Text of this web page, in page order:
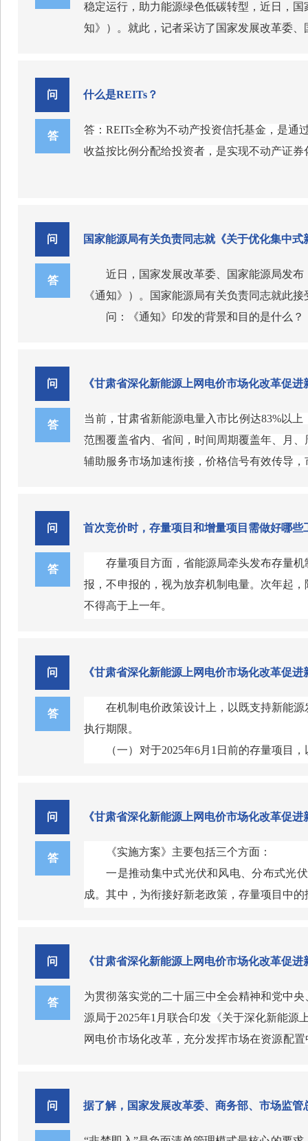
稳定运行，助力能源绿色低碳转型，近日，
知》）。就此，记者采访了国家发展改革委
能源出力不足、电力供应紧张时段保障稳定
电、新型储能容量电价机制。通过发放“保
行，有力促进新能源消纳利用。
随着新型电力系统建设发展，现行容量
出现不足苗头；二是现行抽水蓄能容量电价
一是煤电、气电。各地将通过容量电价
二是抽水蓄能。2021年，国家发展改革
抽水蓄能电站主要通过参与市场回收成本、
站，维持现行价格机制不变，具体由各地制
答：可靠容量是指机组在电力系统顶峰
规模装机容量能够提供的可靠容量是不同的
小的条件。因此，《通知》提出，各地电力
机组类型分别制定容量电价。这样，有利于
问：《通知》对电力市场交易和价格机
电力市场，促进调节作用充分发挥。
二是优化煤电中长期市场交易价格下限
内煤电中长期市场交易价格下限，不再统一
发电成本变化的灵活价格机制，各地不得强
问：政策对终端用户有什么影响？
答：政策出台后，对居民、农业用户电
性电源需要通过电能量市场回收的成本下降
答：完善发电侧容量电价机制，较好地
纳利用，助力能源绿色低碳转型；三是有利
高效地建设新型电力系统。（来源：国家发展
问 什么是REITs？
答
答：REITs全称为不动产投资信托基金，是
收益按比例分配给投资者，是实现不动产证券
问 国家能源局有关负责同志就《关于优化集中
答
近日，国家发展改革委、国家能源局发
《通知》）。国家能源局有关负责同志就此
问：《通知》印发的背景和目的是什么？
远、人员配置少，客观上难以满足独立报价
草了《通知》，探索推进集中式新能源发电
集中式新能源发电企业报价限制，允许多个
测及监管，推动新能源灵活参与市场交易，提
答：我们综合各方意见建议，按照“疏
有序放开限制。一是方式上允许集中报价。
价，以降低经营主体交易成本，鼓励不同类
业实施集中报价需要履行申报、审核、公示
监控分析报告；新能源发电企业要按年度提
知》的主要内容有哪些？
易，仅允许同一集团内同一省（区、市）的
力交易机构提出申请，原则上3个月内只能
系、交易结算关系等。发电企业之间应明确
门对集中报价行为的监管要求，规范市场管
答：国家能源局将做好《通知》的宣传
价行为监管。同时，国家能源局将密切关注
力市场相关政策，加快建设全国统一电力市场
问 《甘肃省深化新能源上网电价市场化改革促
答
当前，甘肃省新能源电量入市比例达83%以
范围覆盖省内、省间，时间周期覆盖年、月
辅助服务市场加速衔接，价格信号有效传导
问 首次竞价时，存量项目和增量项目需做好哪些
答
存量项目方面，省能源局牵头发布存量
报，不申报的，视为放弃机制电量。次年起
不得高于上一年。
竞价公告，按照《甘肃省新能源可持续发展
期间已投产和计划投产、且未纳入过机制执
问 《甘肃省深化新能源上网电价市场化改革促
答
在机制电价政策设计上，以既支持新能
执行期限。
（一）对于2025年6月1日前的存量项目
项目收益稳定；除此以外剩余的机制电量规
对存量新能源项目发展的支持和保护。
（二）对于2025年6月1日起投产的增量
问 《甘肃省深化新能源上网电价市场化改革促
答
《实施方案》主要包括三个方面：
一是推动集中式光伏和风电、分布式光
成。其中，为衔接好新老政策，存量项目中
网甘肃省电力公司按月开展差价结算。当现
三是完善与新型电力系统相适应的电力
电价机制政策、电力零售市场交易规则，加
问 《甘肃省深化新能源上网电价市场化改革促
答
为贯彻落实党的二十届三中全会精神和党中
源局于2025年1月联合印发《关于深化新能源
网电价市场化改革，充分发挥市场在资源配
问 据了解，国家发展改革委、商务部、市场监